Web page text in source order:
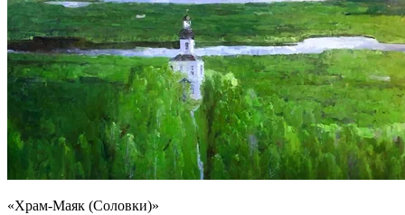
«Храм-Маяк (Соловки)»